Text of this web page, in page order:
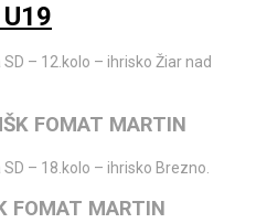
– 12.kolo – ihrisko Žiar nad
FOMAT MARTIN
– 18.kolo – ihrisko Brezno.
MARTIN